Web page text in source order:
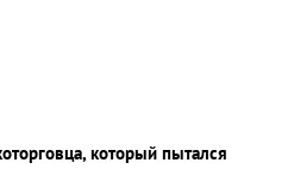
который пытался